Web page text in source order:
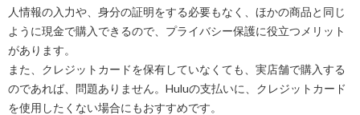
人情報の入力や、身分の証明をする必要もなく、ほかの商品と同じ
ように現金で購入できるので、プライバシー保護に役立つメリット
があります。
また、クレジットカードを保有していなくても、実店舗で購入する
のであれば、問題ありません。Huluの支払いに、クレジットカード
を使用したくない場合にもおすすめです。